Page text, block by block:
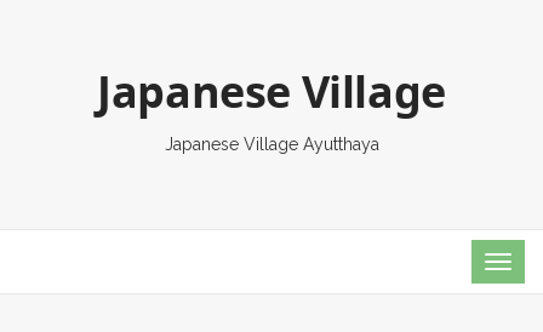
Japanese Village
Japanese Village Ayutthaya